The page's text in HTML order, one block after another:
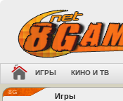
ИГРЫ КИНО И ТВ
Игры